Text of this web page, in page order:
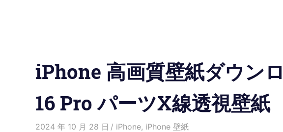
と
便
利
iPhone 高画質壁紙ダウン
16 Pro パーツX線透視壁紙
2024 年 10 月 28 日 愛麗絲
iPhone, iPhone 壁紙